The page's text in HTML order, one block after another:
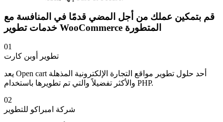
قم بتمكين عملك من أجل المضي قدمًا في المنافسة مع
خدمات تطوير WooCommerce المتطورة
01
تطوير أوبن كارت
يعد Open cart أحد حلول تطوير مواقع التجارة الإلكترونية المذهلة
والأكثر تفضيلاً والتي تم تطويرها باستخدام PHP.
02
شركة امبراكو للتطوير